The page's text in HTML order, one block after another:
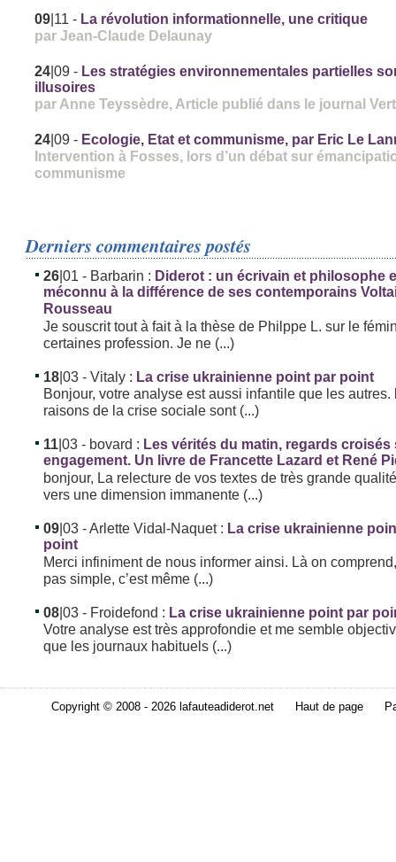
09 |11 - La révolution informationnelle, une critique
par Jean-Claude Delaunay
24 |09 - Les stratégies environnementales partielles
illusoires
par Anne Teyssèdre, Article publié dans le journal
24 |09 - Ecologie, Etat et communisme, par Eric Le
Intervention à Fosses, lors d’un débat sur
communisme
Derniers commentaires postés
26|01 - Barbarin : Diderot : un écrivain et philosophe
méconnu à la différence de ses contemporains
Rousseau
Je souscrit tout à fait à la thèse de Philppe L. sur le
certaines profession. Je ne (...)
18|03 - Vitaly : La crise ukrainienne point par point
Bonjour, votre analyse est aussi infantile que les autres.
raisons de la crise sociale sont (...)
11|03 - bovard : Les vérités du matin, regards croisés
engagement. Un livre de Francette Lazard et René
bonjour, La relecture de vos textes de très grande
vers une dimension immanente (...)
09|03 - Arlette Vidal-Naquet : La crise ukrainienne
point
Merci infiniment de nous informer ainsi. Là on
pas simple, c’est même (...)
08|03 - Froidefond : La crise ukrainienne point par
Votre analyse est très approfondie et me semble
que les journaux habituels (...)
Copyright © 2008 - 2026 lafauteadiderot.net Haut de page